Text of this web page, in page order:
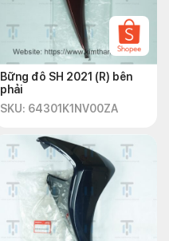
Bững đô SH 2021 (R) bên
phải
SKU: 64301K1NV00ZA